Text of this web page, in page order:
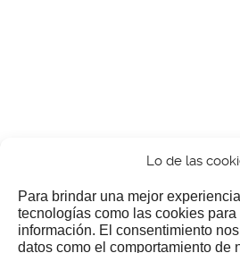
Lo de las
Para brindar una mejor
tecnologías como las cookies
información. El consentimiento
datos como el comportamiento de
¿Nos invitas a un cafecillo?